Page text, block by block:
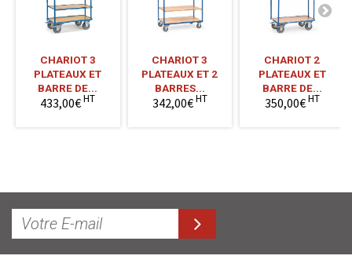
CHARIOT 3
PLATEAUX ET
BARRE DE...
433,00€HT
CHARIOT 3
PLATEAUX ET 2
BARRES...
342,00€HT
CHARIOT 2
PLATEAUX ET
BARRE DE...
350,00€HT